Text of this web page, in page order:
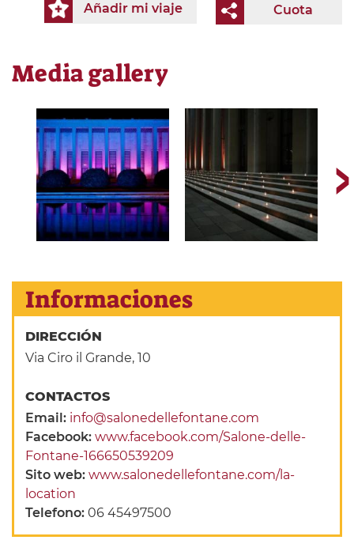
Cuota
Añadir mi viaje
Media gallery
Informaciones
DIRECCIÓN
Via Ciro il Grande, 10
CONTACTOS
Email: info@salonedellefontane.com
Facebook:www.facebook.com/Salone-delle-
Fontane-166650539209
Sito web:www.salonedellefontane.com/la-
location
Telefono:06 45497500